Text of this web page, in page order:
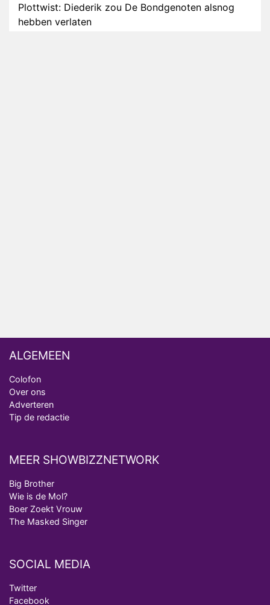
Plottwist: Diederik zou De Bondgenoten alsnog
hebben verlaten
ALGEMEEN
Colofon
Over ons
Adverteren
Tip de redactie
MEER SHOWBIZZNETWORK
Big Brother
Wie is de Mol?
Boer Zoekt Vrouw
The Masked Singer
SOCIAL MEDIA
Twitter
Facebook